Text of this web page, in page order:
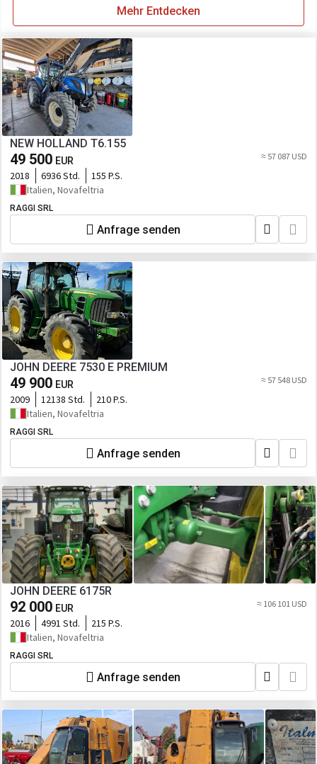
Mehr Entdecken
NEW HOLLAND T6.155
49 500 EUR ≈ 57 087 USD
2018 6936 Std.
155 P.S.
Italien, Novafeltria
RAGGI SRL
Anfrage senden
JOHN DEERE 7530 E PREMIUM
49 900 EUR ≈ 57 548 USD
2009 12138 Std.
210 P.S.
Italien, Novafeltria
RAGGI SRL
Anfrage senden
JOHN DEERE 6175R
92 000 EUR ≈ 106 101 USD
2016 4991 Std.
215 P.S.
Italien, Novafeltria
RAGGI SRL
Anfrage senden